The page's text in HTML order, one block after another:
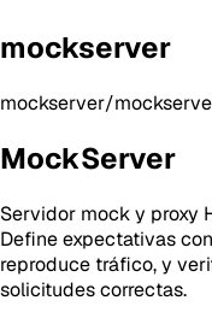
mockserver
mockserver/
MockServer
Servidor mock y proxy
Define expectativas
reproduce tráfico, y
solicitudes correctas.